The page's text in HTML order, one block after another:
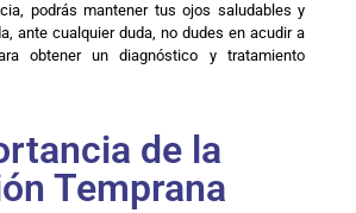
podrás mantener tus ojos saludables y
ante cualquier duda, no dudes en acudir a
obtener un diagnóstico y tratamiento
de la
Temprana